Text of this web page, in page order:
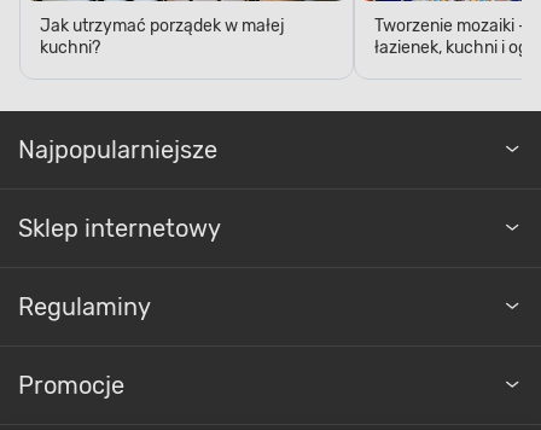
Jak utrzymać porządek w małej
kuchni?
Tworzenie mozaiki -
łazienek, kuchni i
Najpopularniejsze
Sklep internetowy
Regulaminy
Promocje